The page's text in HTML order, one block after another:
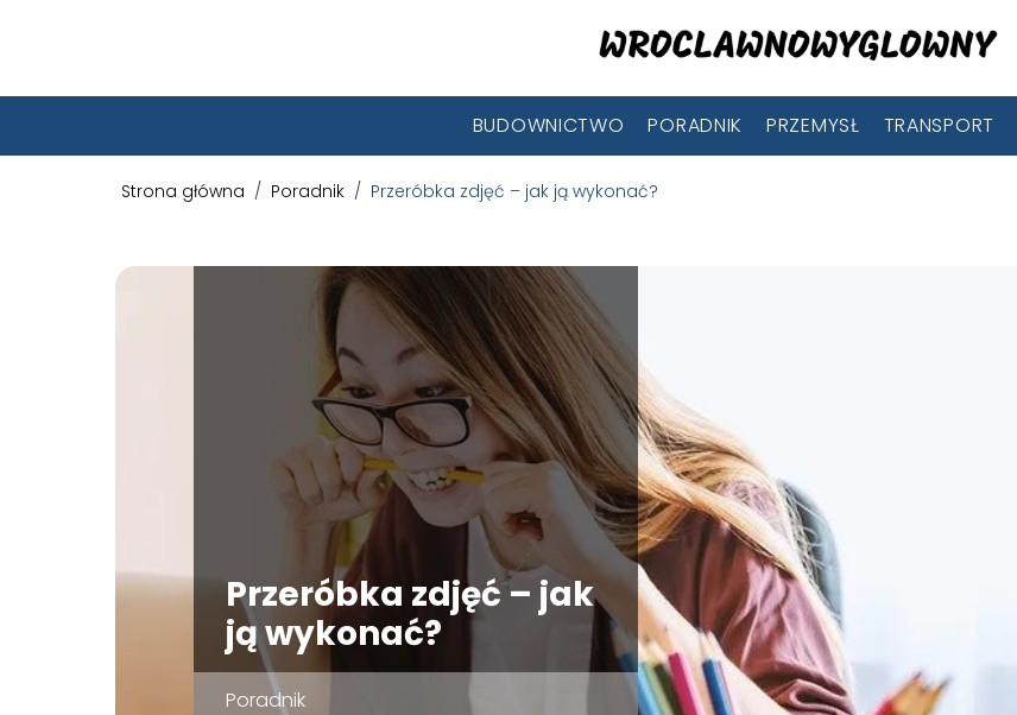
BUDOWNICTWO PORADNIK PRZEMYSŁ TRANSPORT
Strona główna / Poradnik / Przeróbka zdjęć – jak ją wykonać?
Przeróbka zdjęć – jak
ją wykonać?
Poradnik